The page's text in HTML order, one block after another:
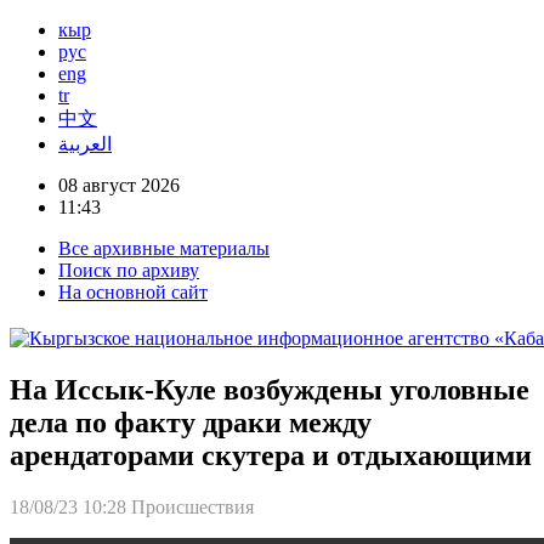
кыр
рус
eng
tr
中文
العربية
08 август 2026
11:43
Все архивные материалы
Поиск по архиву
На основной сайт
На Иссык-Куле возбуждены уголовные
дела по факту драки между
арендаторами скутера и отдыхающими
18/08/23 10:28 Происшествия